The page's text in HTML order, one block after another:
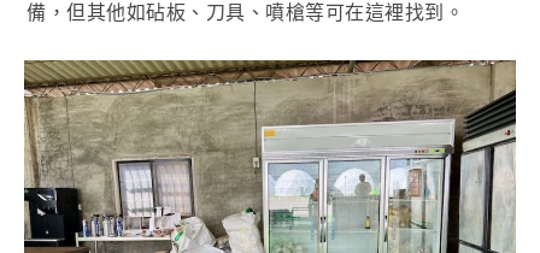
備，但其他如砧板、刀具、噴槍等可在這裡找到。